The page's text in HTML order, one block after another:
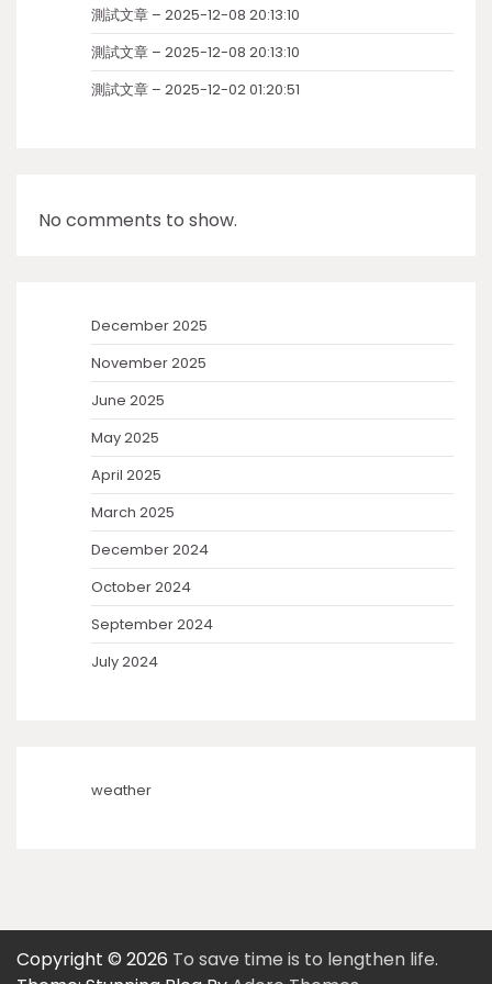
測試文章 – 2025-12-08 20:13:10
測試文章 – 2025-12-08 20:13:10
測試文章 – 2025-12-02 01:20:51
No comments to show.
December 2025
November 2025
June 2025
May 2025
April 2025
March 2025
December 2024
October 2024
September 2024
July 2024
weather
Copyright © 2026 To save time is to lengthen life.